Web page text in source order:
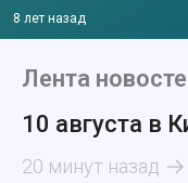
8 лет назад
Лента
10 августа в
20 минут назад